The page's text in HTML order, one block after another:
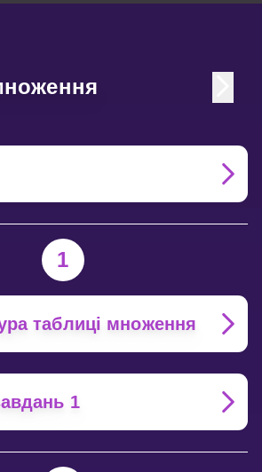
1
таблиці множення
1